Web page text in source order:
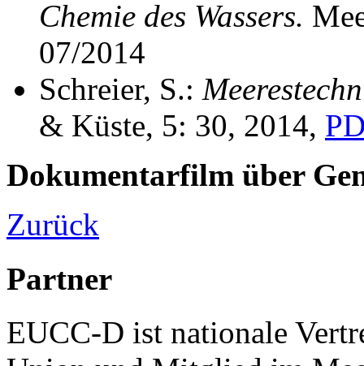
Chemie des Wassers.
07/2014
Schreier, S.:
& Küste, 5: 30, 2014,
Dokumentarfilm über
Zurück
Partner
EUCC-D ist nationale